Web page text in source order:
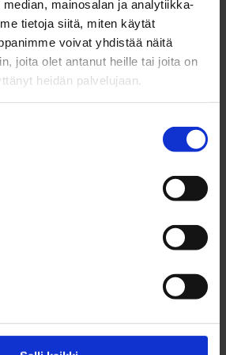
mainosalan ja analytiikka-
tietoja siitä, miten käytät
voivat yhdistää näitä
joita olet antanut heille tai joita on
heidän palvelujaan.
/ Milja Vuoti
tarinoita aidoista
shopin vahvuuksista on sen
tavaroiden hankintaa, sillä
on mahdollisuus
ja myymälän työntekijöiden
voivat olla paikalla
ja tuotteistaan.